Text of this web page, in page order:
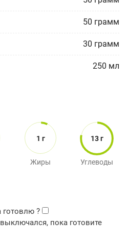
50 грамм
30 грамм
250 мл
1 г
Жиры
13 г
Углеводы